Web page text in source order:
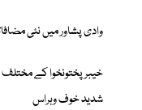
وادی پشاور میں نئی
خیبرپختونخوا کے
شدید خوف وہراس